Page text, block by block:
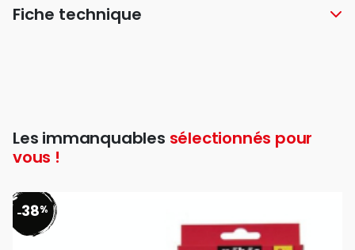
Fiche technique
Les immanquables sélectionnés pour
vous !
-38%